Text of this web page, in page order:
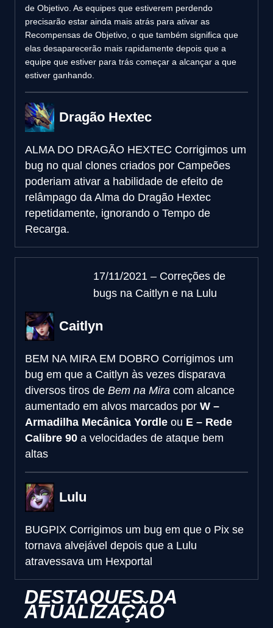
de Objetivo. As equipes que estiverem perdendo
precisarão estar ainda mais atrás para ativar as
Recompensas de Objetivo, o que também significa que
elas desaparecerão mais rapidamente depois que a
equipe que estiver para trás começar a alcançar a que
estiver ganhando.
Dragão Hextec
ALMA DO DRAGÃO HEXTEC Corrigimos um
bug no qual clones criados por Campeões
poderiam ativar a habilidade de efeito de
relâmpago da Alma do Dragão Hextec
repetidamente, ignorando o Tempo de
Recarga.
17/11/2021 – Correções de
bugs na Caitlyn e na Lulu
Caitlyn
BEM NA MIRA EM DOBRO Corrigimos um
bug em que a Caitlyn às vezes disparava
diversos tiros de Bem na Mira com alcance
aumentado em alvos marcados por W –
Armadilha Mecânica Yordle ou E – Rede
Calibre 90 a velocidades de ataque bem
altas
Lulu
BUGPIX Corrigimos um bug em que o Pix se
tornava alvejável depois que a Lulu
atravessava um Hexportal
DESTAQUES DA
ATUALIZAÇÃO